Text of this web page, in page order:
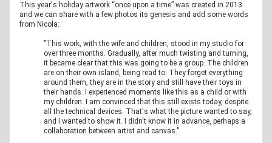
This year's holiday artwork “once upon a time” was created in 2013
and we can share with a few photos its genesis and add some words
from Nicola:
"This work, with the wife and children, stood in my studio for
over three months. Gradually, after much twisting and turning,
it became clear that this was going to be a group. The children
are on their own island, being read to. They forget everything
around them, they are in the story and still have their toys in
their hands. I experienced moments like this as a child or with
my children. I am convinced that this still exists today, despite
all the technical devices. That's what the picture wanted to say,
and I wanted to show it. I didn't know it in advance, perhaps a
collaboration between artist and canvas."